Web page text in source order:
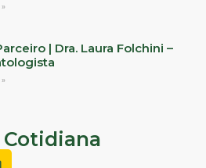
| Dra. Laura Folchini –
Cotidiana